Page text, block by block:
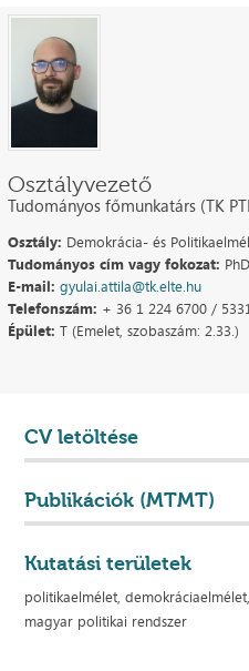
Osztályvezető
Tudományos főmunkatárs (TK
Osztály: Demokrácia- és
Tudományos cím vagy fokozat: PhD
E-mail: gyulai.attila@tk.elte.hu
Telefonszám: + 36 1 224 6700 /
Épület: T (Emelet, szobaszám: 2.33.)
CV letöltése
Publikációk (MTMT)
Kutatási területek
politikaelmélet,
magyar politikai rendszer